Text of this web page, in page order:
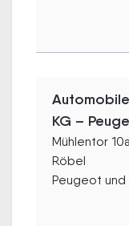
KG –
Mühlentor
Röbel
Peugeot und